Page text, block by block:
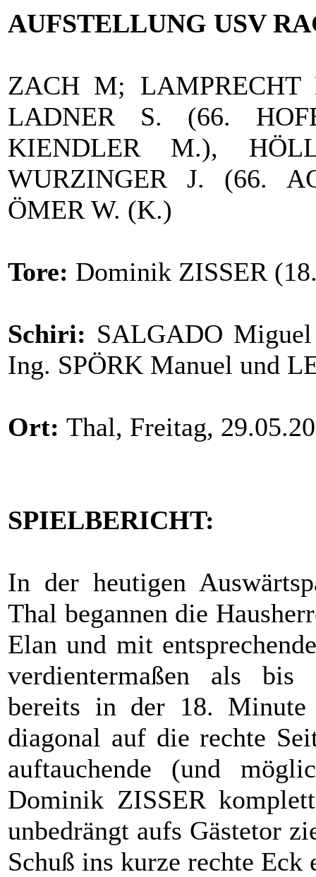
AUFSTELLUNG USV
ZACH M;
LADNER S. (66.
KIENDLER M.),
WURZINGER J. (66.
ÖMER W. (K.)
Tore: Dominik ZISSER
Schiri: SALGADO
Ing. SPÖRK Manuel und
Ort: Thal, Freitag,
SPIELBERICHT:
In der heutigen
Thal begannen die
Elan und mit
verdientermaßen als bis
bereits in der 18.
diagonal auf die rechte
auftauchende (und
Dominik ZISSER
unbedrängt aufs Gästetor
Schuß ins kurze rechte Eck